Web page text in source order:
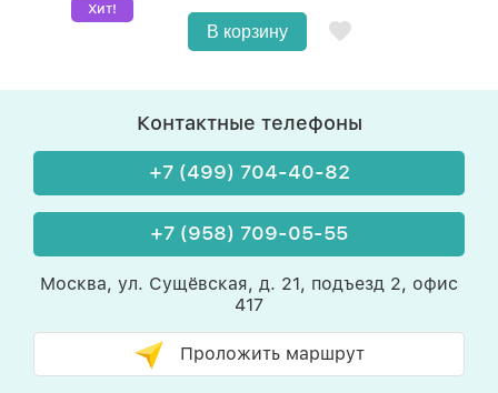
Хит!
В корзину
Контактные телефоны
+7 (499) 704-40-82
+7 (958) 709-05-55
Москва, ул. Сущёвская, д. 21, подъезд 2, офис
417
Проложить маршрут